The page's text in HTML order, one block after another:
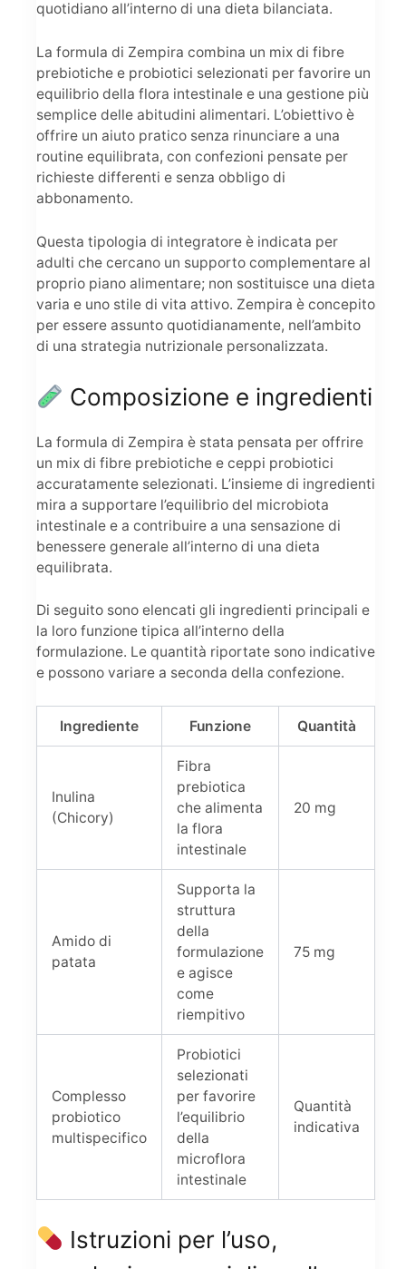
quotidiano all’interno di una dieta bilanciata.
La formula di Zempira combina un mix di fibre
prebiotiche e probiotici selezionati per favorire un
equilibrio della flora intestinale e una gestione più
semplice delle abitudini alimentari. L’obiettivo è
offrire un aiuto pratico senza rinunciare a una
routine equilibrata, con confezioni pensate per
richieste differenti e senza obbligo di
abbonamento.
Questa tipologia di integratore è indicata per
adulti che cercano un supporto complementare al
proprio piano alimentare; non sostituisce una dieta
varia e uno stile di vita attivo. Zempira è concepito
per essere assunto quotidianamente, nell’ambito
di una strategia nutrizionale personalizzata.
Composizione e ingredienti
La formula di Zempira è stata pensata per offrire
un mix di fibre prebiotiche e ceppi probiotici
accuratamente selezionati. L’insieme di ingredienti
mira a supportare l’equilibrio del microbiota
intestinale e a contribuire a una sensazione di
benessere generale all’interno di una dieta
equilibrata.
Di seguito sono elencati gli ingredienti principali e
la loro funzione tipica all’interno della
formulazione. Le quantità riportate sono indicative
e possono variare a seconda della confezione.
Ingrediente Funzione Quantità
Inulina
(Chicory)
Fibra
prebiotica
che alimenta
la flora
intestinale
20 mg
Amido di
patata
Supporta la
struttura
della
formulazione
e agisce
come
riempitivo
75 mg
Complesso
probiotico
multispecifico
Probiotici
selezionati
per favorire
l’equilibrio
della
microflora
intestinale
Quantità
indicativa
Istruzioni per l’uso,